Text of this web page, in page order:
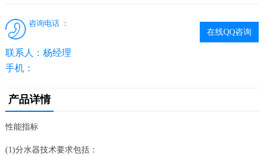
在线QQ咨询
咨询电话 ：
联系人：杨经理
手机：
产品详情
性能指标
(1)分水器技术要求包括：